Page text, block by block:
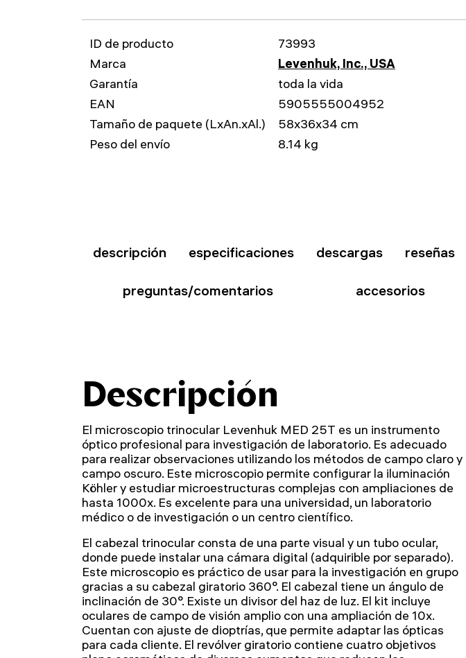
ID de producto
73993
Marca
Levenhuk, Inc., USA
Garantía
toda la vida
EAN
5905555004952
Tamaño de paquete (LxAn.xAl.)
58x36x34 cm
Peso del envío
8.14 kg
descripción especificaciones descargas reseñas
preguntas/comentarios accesorios
Descripción
El microscopio trinocular Levenhuk MED 25T es un instrumento
óptico profesional para investigación de laboratorio. Es adecuado
para realizar observaciones utilizando los métodos de campo claro y
campo oscuro. Este microscopio permite configurar la iluminación
Köhler y estudiar microestructuras complejas con ampliaciones de
hasta 1000x. Es excelente para una universidad, un laboratorio
médico o de investigación o un centro científico.
El cabezal trinocular consta de una parte visual y un tubo ocular,
donde puede instalar una cámara digital (adquirible por separado).
Este microscopio es práctico de usar para la investigación en grupo
gracias a su cabezal giratorio 360°. El cabezal tiene un ángulo de
inclinación de 30°. Existe un divisor del haz de luz. El kit incluye
oculares de campo de visión amplio con una ampliación de 10x.
Cuentan con ajuste de dioptrías, que permite adaptar las ópticas
para cada cliente. El revólver giratorio contiene cuatro objetivos